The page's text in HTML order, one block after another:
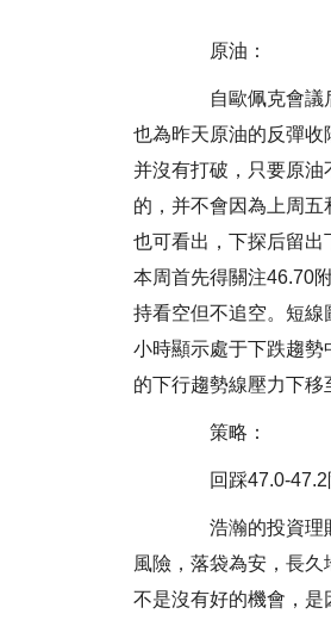
原油：
自歐佩克會議后
也為昨天原油的反彈
并沒有打破，只要原
的，并不會因為上周
也可看出，下探后留出
本周首先得關注46.70
持看空但不追空。短
小時顯示處于下跌趨
的下行趨勢線壓力下移
策略：
回踩47.0-47.2附
浩瀚的投資理財
風險，落袋為安，長
不是沒有好的機會，